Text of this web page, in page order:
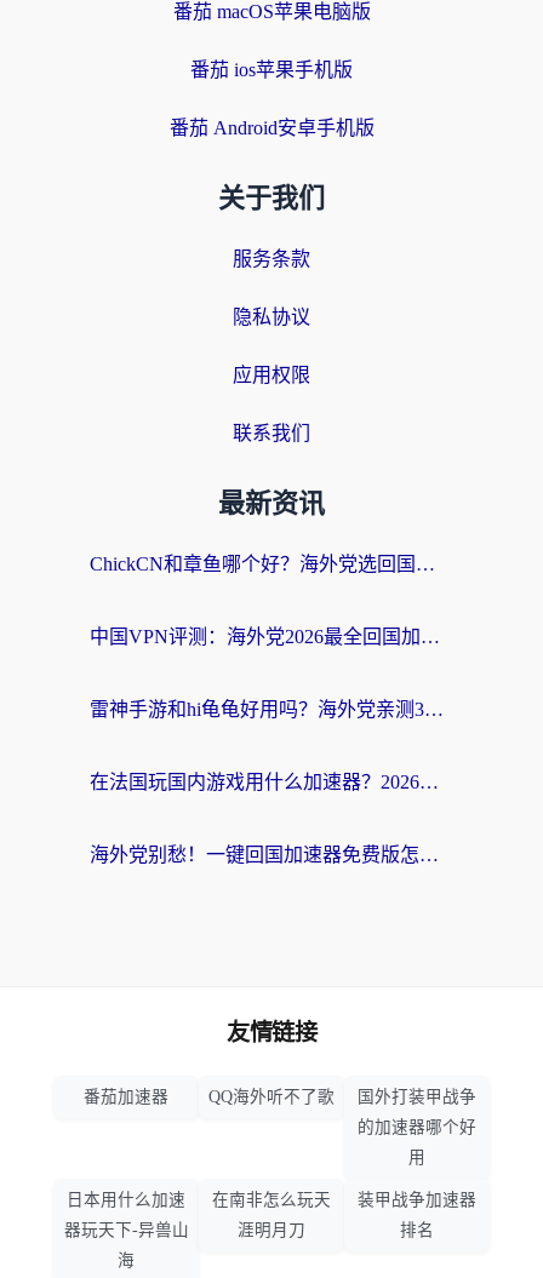
番茄 macOS苹果电脑版
番茄 ios苹果手机版
番茄 Android安卓手机版
关于我们
服务条款
隐私协议
应用权限
联系我们
最新资讯
ChickCN和章鱼哪个好？海外党选回国加速器的3个关键维度 + 实用避坑指南
中国VPN评测：海外党2026最全回国加速器选择指南，告别地区限制不踩坑
雷神手游和hi龟龟好用吗？海外党亲测3款回国加速器，教你选对国外到国内加速器
在法国玩国内游戏用什么加速器？2026实测解决延迟卡顿的实用指南
海外党别愁！一键回国加速器免费版怎么选？从踩坑到流畅访问的全攻略
友情链接
番茄加速器 QQ海外听不了歌
国外打装甲战争
的加速器哪个好
用
日本用什么加速
器玩天下-异兽山
海
在南非怎么玩天
涯明月刀
装甲战争加速器
排名